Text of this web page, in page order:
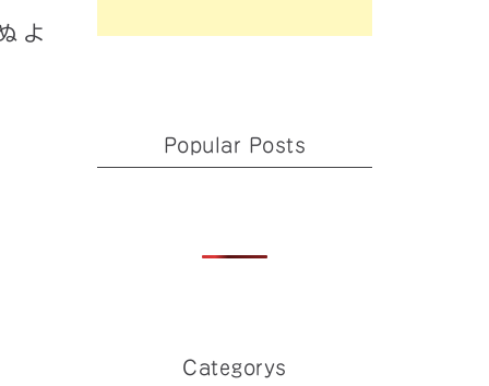
よ
Popular Posts
Categorys